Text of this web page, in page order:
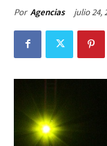
Por Agencias julio 24,